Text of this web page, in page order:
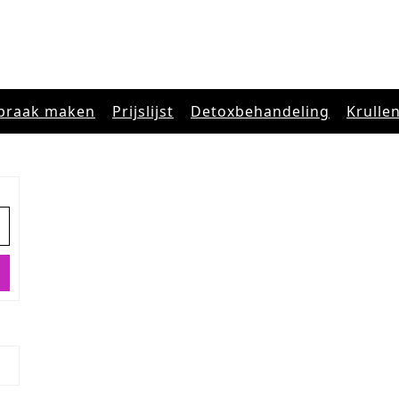
maken Prijslijst Detoxbehandeling